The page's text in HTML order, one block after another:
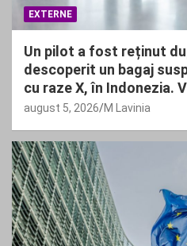
EXTERNE
Un pilot a fost reținut
descoperit un bagaj
cu raze X, în Indonezia.
august 5, 2026 M Lavinia